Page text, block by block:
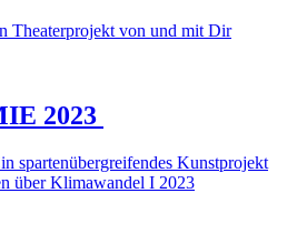
Theaterprojekt von und mit Dir
2023
spartenübergreifendes Kunstprojekt
über Klimawandel I 2023